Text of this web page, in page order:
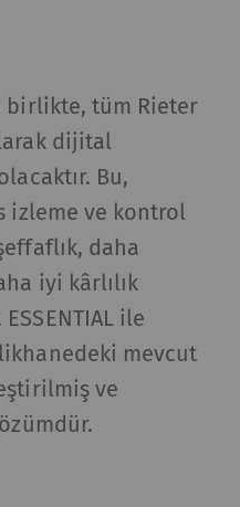
birlikte, tüm Rieter
dijital
Bu,
izleme ve kontrol
daha
iyi kârlılık
ile
mevcut
ve